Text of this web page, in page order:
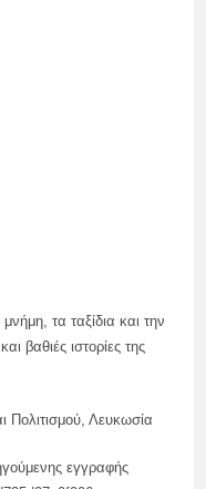
τα ταξίδια και την
βαθιές ιστορίες της
Πολιτισμού, Λευκωσία
εγγραφής